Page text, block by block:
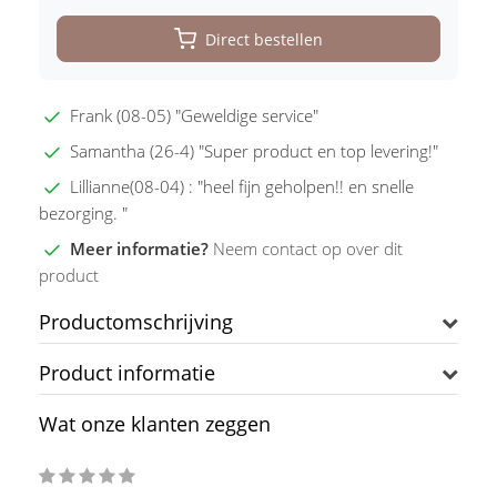
Direct bestellen
Frank (08-05) "Geweldige service"
Samantha (26-4) "Super product en top levering!"
Lillianne(08-04) : "heel fijn geholpen!! en snelle
bezorging. "
Meer informatie? Neem contact op over dit
product
Productomschrijving
Product informatie
Wat onze klanten zeggen